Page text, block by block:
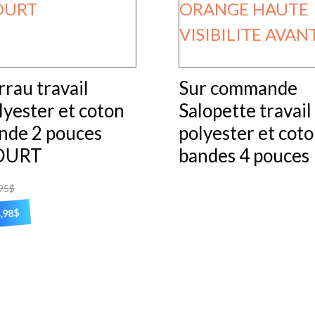
peuvent
être
choisies
sur
la
page
du
travail
et coton
2 pouces
$
$
Sur commande
Salopette travail
polyester et
bandes 4 pouces